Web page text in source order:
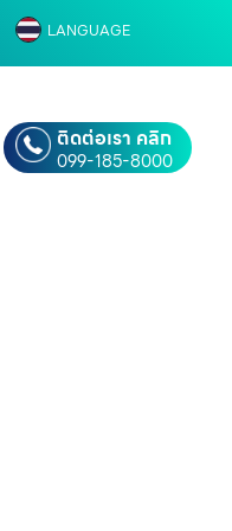
LANGUAGE
ติดต่อเรา คลิก
099-185-8000